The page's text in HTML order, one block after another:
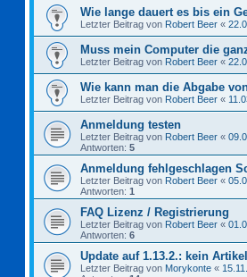
Wie lange dauert es bis ein
Letzter Beitrag von Robert Beer «
Muss mein Computer die
Letzter Beitrag von Robert Beer «
Wie kann man die Abgabe
Letzter Beitrag von Robert Beer «
Anmeldung testen
Letzter Beitrag von Robert Beer «
Antworten: 5
Anmeldung fehlgeschlagen
Letzter Beitrag von Robert Beer «
Antworten: 1
FAQ Lizenz / Registrierung
Letzter Beitrag von Robert Beer «
Antworten: 6
Update auf 1.13.2.: kein
Letzter Beitrag von Morykonte «